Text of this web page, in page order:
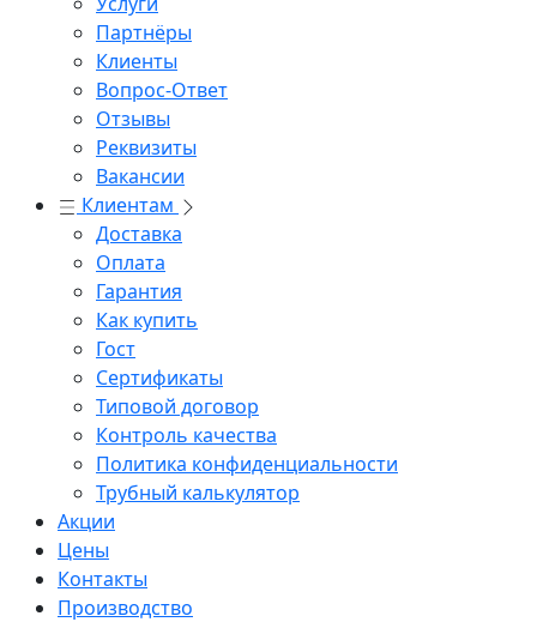
Партнёры
Клиенты
Вопрос-Ответ
Отзывы
Реквизиты
Вакансии
Клиентам
Доставка
Оплата
Гарантия
Как купить
Гост
Сертификаты
Типовой договор
Контроль качества
Политика конфиденциальности
Трубный калькулятор
Акции
Цены
Контакты
Производство